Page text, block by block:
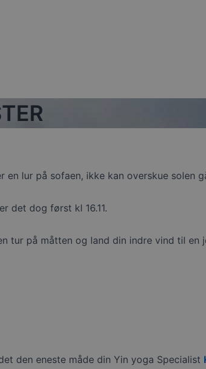
lur på sofaen, ikke kan overskue solen
det dog først kl 16.11.
tur på måtten og land din indre vind til
den eneste måde din Yin yoga Specialist